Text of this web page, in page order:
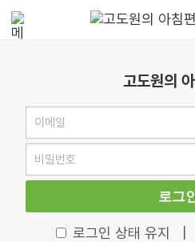
고도원의
로그
로그인 상태 유지